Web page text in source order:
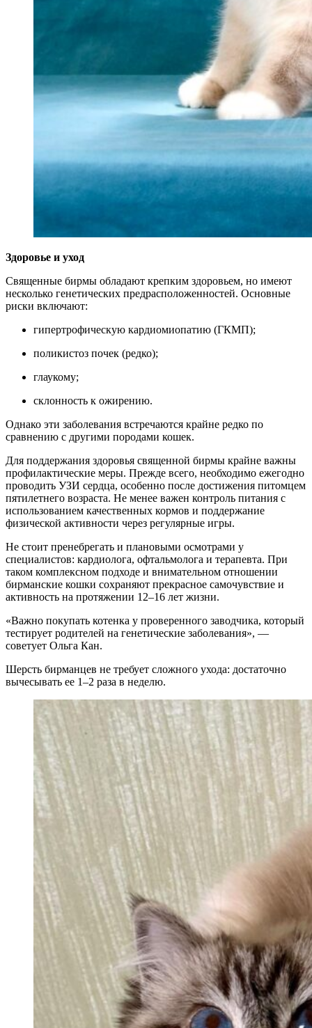
Здоровье и уход
Священные бирмы обладают крепким здоровьем, но имеют
несколько генетических предрасположенностей. Основные
риски включают:
гипертрофическую кардиомиопатию (ГКМП);
поликистоз почек (редко);
глаукому;
склонность к ожирению.
Однако эти заболевания встречаются крайне редко по
сравнению с другими породами кошек.
Для поддержания здоровья священной бирмы крайне важны
профилактические меры. Прежде всего, необходимо ежегодно
проводить УЗИ сердца, особенно после достижения питомцем
пятилетнего возраста. Не менее важен контроль питания с
использованием качественных кормов и поддержание
физической активности через регулярные игры.
Не стоит пренебрегать и плановыми осмотрами у
специалистов: кардиолога, офтальмолога и терапевта. При
таком комплексном подходе и внимательном отношении
бирманские кошки сохраняют прекрасное самочувствие и
активность на протяжении 12–16 лет жизни.
«Важно покупать котенка у проверенного заводчика, который
тестирует родителей на генетические заболевания», —
советует Ольга Кан.
Шерсть бирманцев не требует сложного ухода: достаточно
вычесывать ее 1–2 раза в неделю.